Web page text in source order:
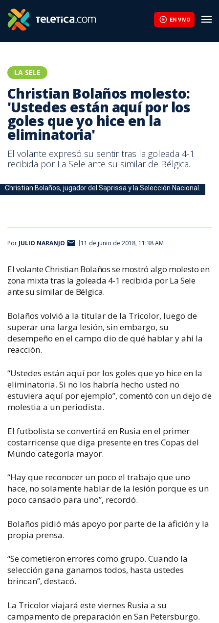
EN VIVO
LA SELE
Christian Bolaños molesto:
'Ustedes están aquí por los
goles que yo hice en la
eliminatoria'
El volante expresó su sentir tras la goleada 4-1
recibida por La Sele ante su similar de Bélgica.
Christian Bolaños, jugador del Saprissa y la Selección Nacional.
Por JULIO NARANJO 11 de junio de 2018, 11:38 AM
El volante Christian Bolaños se mostró algo molesto en
zona mixta tras la goleada 4-1 recibida por La Sele
ante su similar de Bélgica.
Bolaños volvió a la titular de la Tricolor, luego de
superar una larga lesión, sin embargo, su
desempeño en el campo dio de qué hablar y ahí la
reacción.
“Ustedes están aquí por los goles que yo hice en la
eliminatoria. Si no los habría hecho usted no
estuviera aquí por ejemplo”, comentó con un dejo de
molestia a un periodista.
El futbolista se convertirá en Rusia en el primer
costarricense que diga presente en tres Copas del
Mundo categoría mayor.
“Hay que reconocer un poco el trabajo que uno
hace, no solamente hablar de la lesión porque es un
poco cansado para uno”, recordó.
Bolaños pidió más apoyo por parte de la afición y la
propia prensa.
“Se cometieron errores como grupo. Cuando la
selección gana ganamos todos, hasta ustedes
brincan”, destacó.
La Tricolor viajará este viernes Rusia a su
campamento de preparación en San Petersburgo.